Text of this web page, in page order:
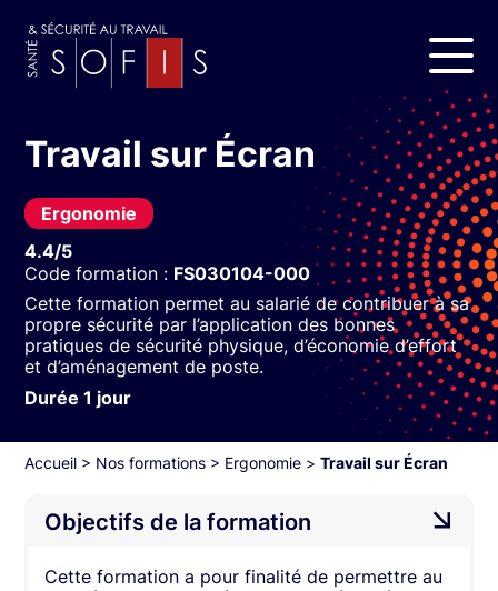
Travail sur Écran
Ergonomie
4.4/5
Code formation : FS030104-000
Cette formation permet au salarié de contribuer à sa
propre sécurité par l’application des bonnes
pratiques de sécurité physique, d’économie d’effort
et d’aménagement de poste.
Durée 1 jour
Accueil > Nos formations > Ergonomie >Travail sur Écran
Objectifs de la formation
Cette formation a pour finalité de permettre au